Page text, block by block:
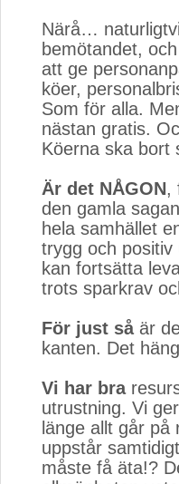
Närå…
bemötandet,
att ge
köer,
Som för alla.
nästan gratis.
Köerna ska bort
Är det NÅGON,
den gamla
hela samhället
trygg och positiv
kan fortsätta
trots sparkrav
För just såär
kanten. Det
Vi har bra
utrustning. Vi
länge allt går
uppstår
måste få äta!?